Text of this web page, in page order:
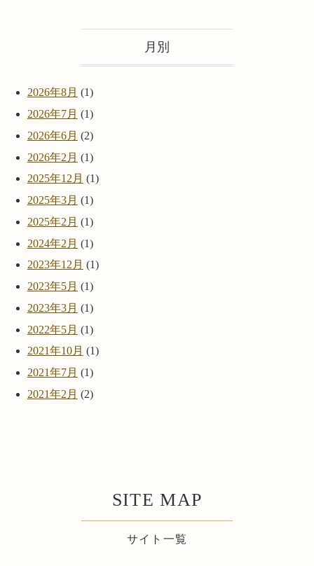
月別
2026年8月 (1)
2026年7月 (1)
2026年6月 (2)
2026年2月 (1)
2025年12月 (1)
2025年3月 (1)
2025年2月 (1)
2024年2月 (1)
2023年12月 (1)
2023年5月 (1)
2023年3月 (1)
2022年5月 (1)
2021年10月 (1)
2021年7月 (1)
2021年2月 (2)
SITE MAP
サイト一覧